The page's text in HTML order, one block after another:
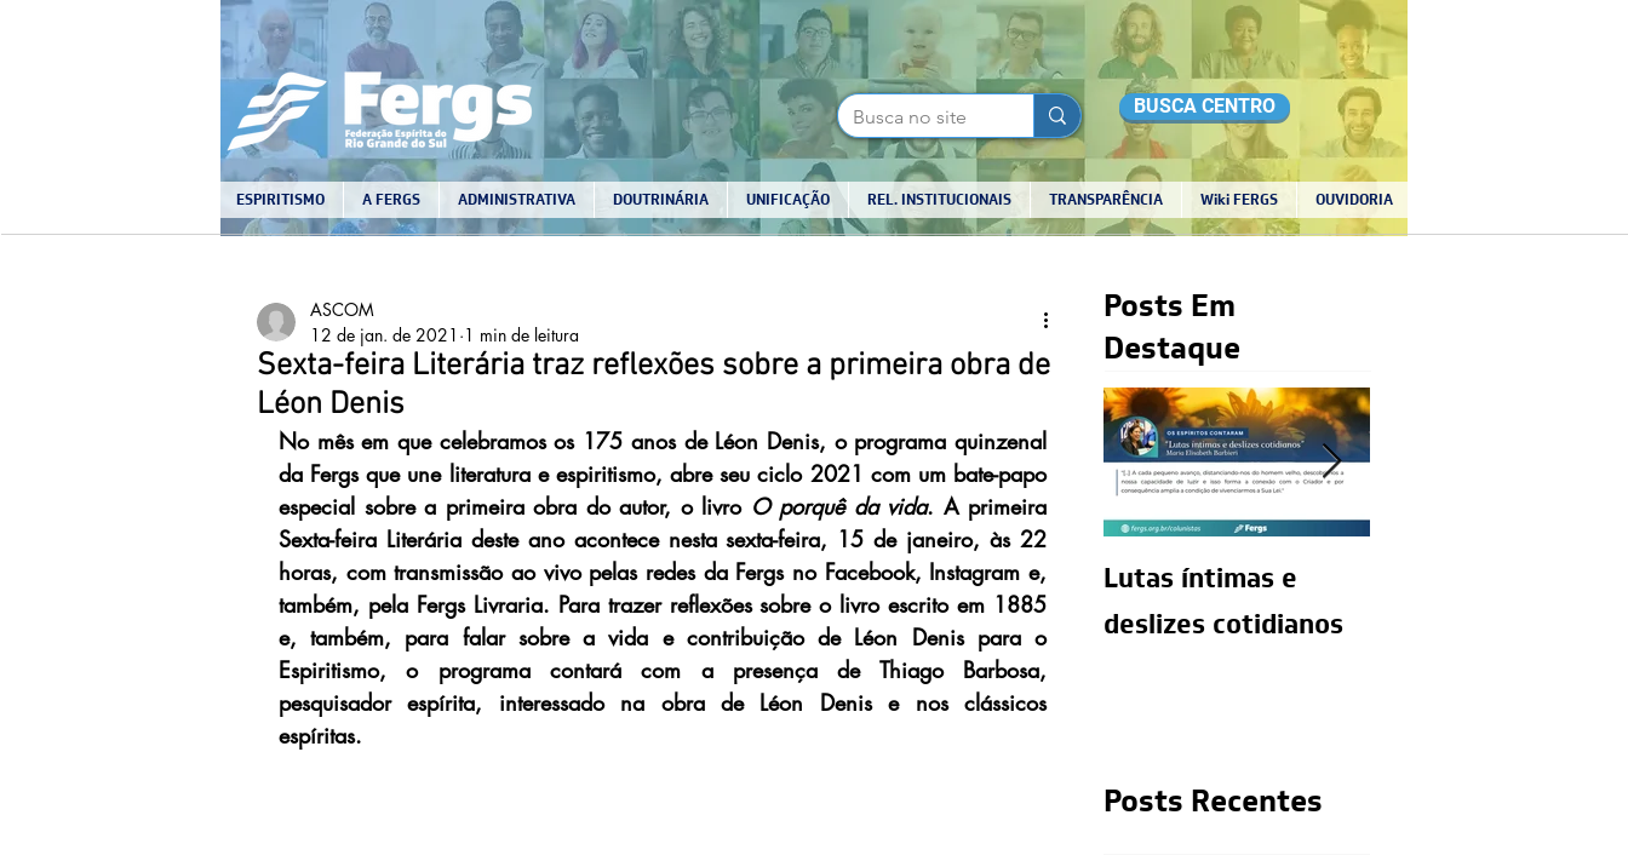
ESPIRITISMO A FERGS ADMINISTRATIVA DOUTRINÁRIA UNIFICAÇÃO REL. INSTITUCIONAIS TRANSPARÊNCIA Wiki FERGS OUVIDORIA
BUSCA CENTRO
Sexta-feira Literária traz reflexões sobre a primeira obra de
Léon Denis
ASCOM
12 de jan. de 2021 1 min de leitura
No mês em que celebramos os 175 anos de Léon Denis, o programa quinzenal
da Fergs que une literatura e espiritismo, abre seu ciclo 2021 com um bate-papo
especial sobre a primeira obra do autor, o livro O porquê da vida. A primeira
Sexta-feira Literária deste ano acontece nesta sexta-feira, 15 de janeiro, às 22
horas, com transmissão ao vivo pelas redes da Fergs no Facebook, Instagram e,
também, pela Fergs Livraria. Para trazer reflexões sobre o livro escrito em 1885
e, também, para falar sobre a vida e contribuição de Léon Denis para o
Espiritismo, o programa contará com a presença de Thiago Barbosa,
pesquisador espírita, interessado na obra de Léon Denis e nos clássicos
espíritas.
Posts Em
Destaque
Lutas íntimas e
deslizes cotidianos
Posts Recentes